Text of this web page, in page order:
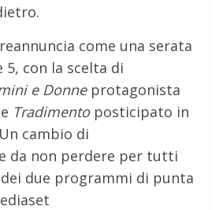
come una serata
5, con la scelta di
e Donneprotagonista
Tradimentoposticipato in
Un cambio di
da non perdere per tutti
due programmi di punta